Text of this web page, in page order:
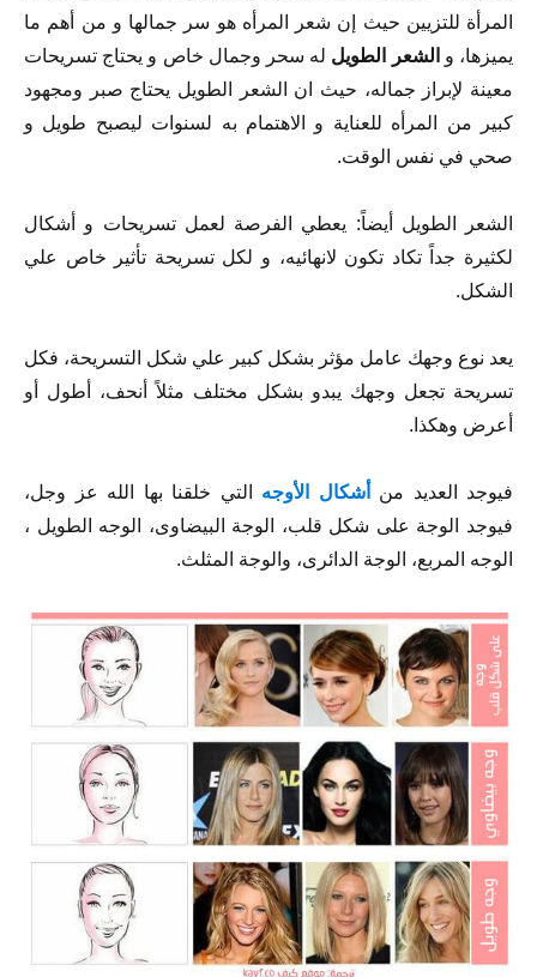
المرأة للتزيين حيث إن شعر المرأه هو سر جمالها و من أهم ما
يميزها، و الشعر الطويل له سحر وجمال خاص و يحتاج تسريحات
معينة لإبراز جماله، حيث ان الشعر الطويل يحتاج صبر ومجهود
كبير من المرأه للعناية و الاهتمام به لسنوات ليصبح طويل و
صحي في نفس الوقت.
الشعر الطويل أيضاً: يعطي الفرصة لعمل تسريحات و أشكال
لكثيرة جداً تكاد تكون لانهائيه، و لكل تسريحة تأثير خاص علي
الشكل.
يعد نوع وجهك عامل مؤثر بشكل كبير علي شكل التسريحة، فكل
تسريحة تجعل وجهك يبدو بشكل مختلف مثلاً أنحف، أطول أو
أعرض وهكذا.
فيوجد العديد من أشكال الأوجه التي خلقنا بها الله عز وجل،
فيوجد الوجة على شكل قلب، الوجة البيضاوى، الوجه الطويل ،
الوجه المربع، الوجة الدائرى، والوجة المثلث.